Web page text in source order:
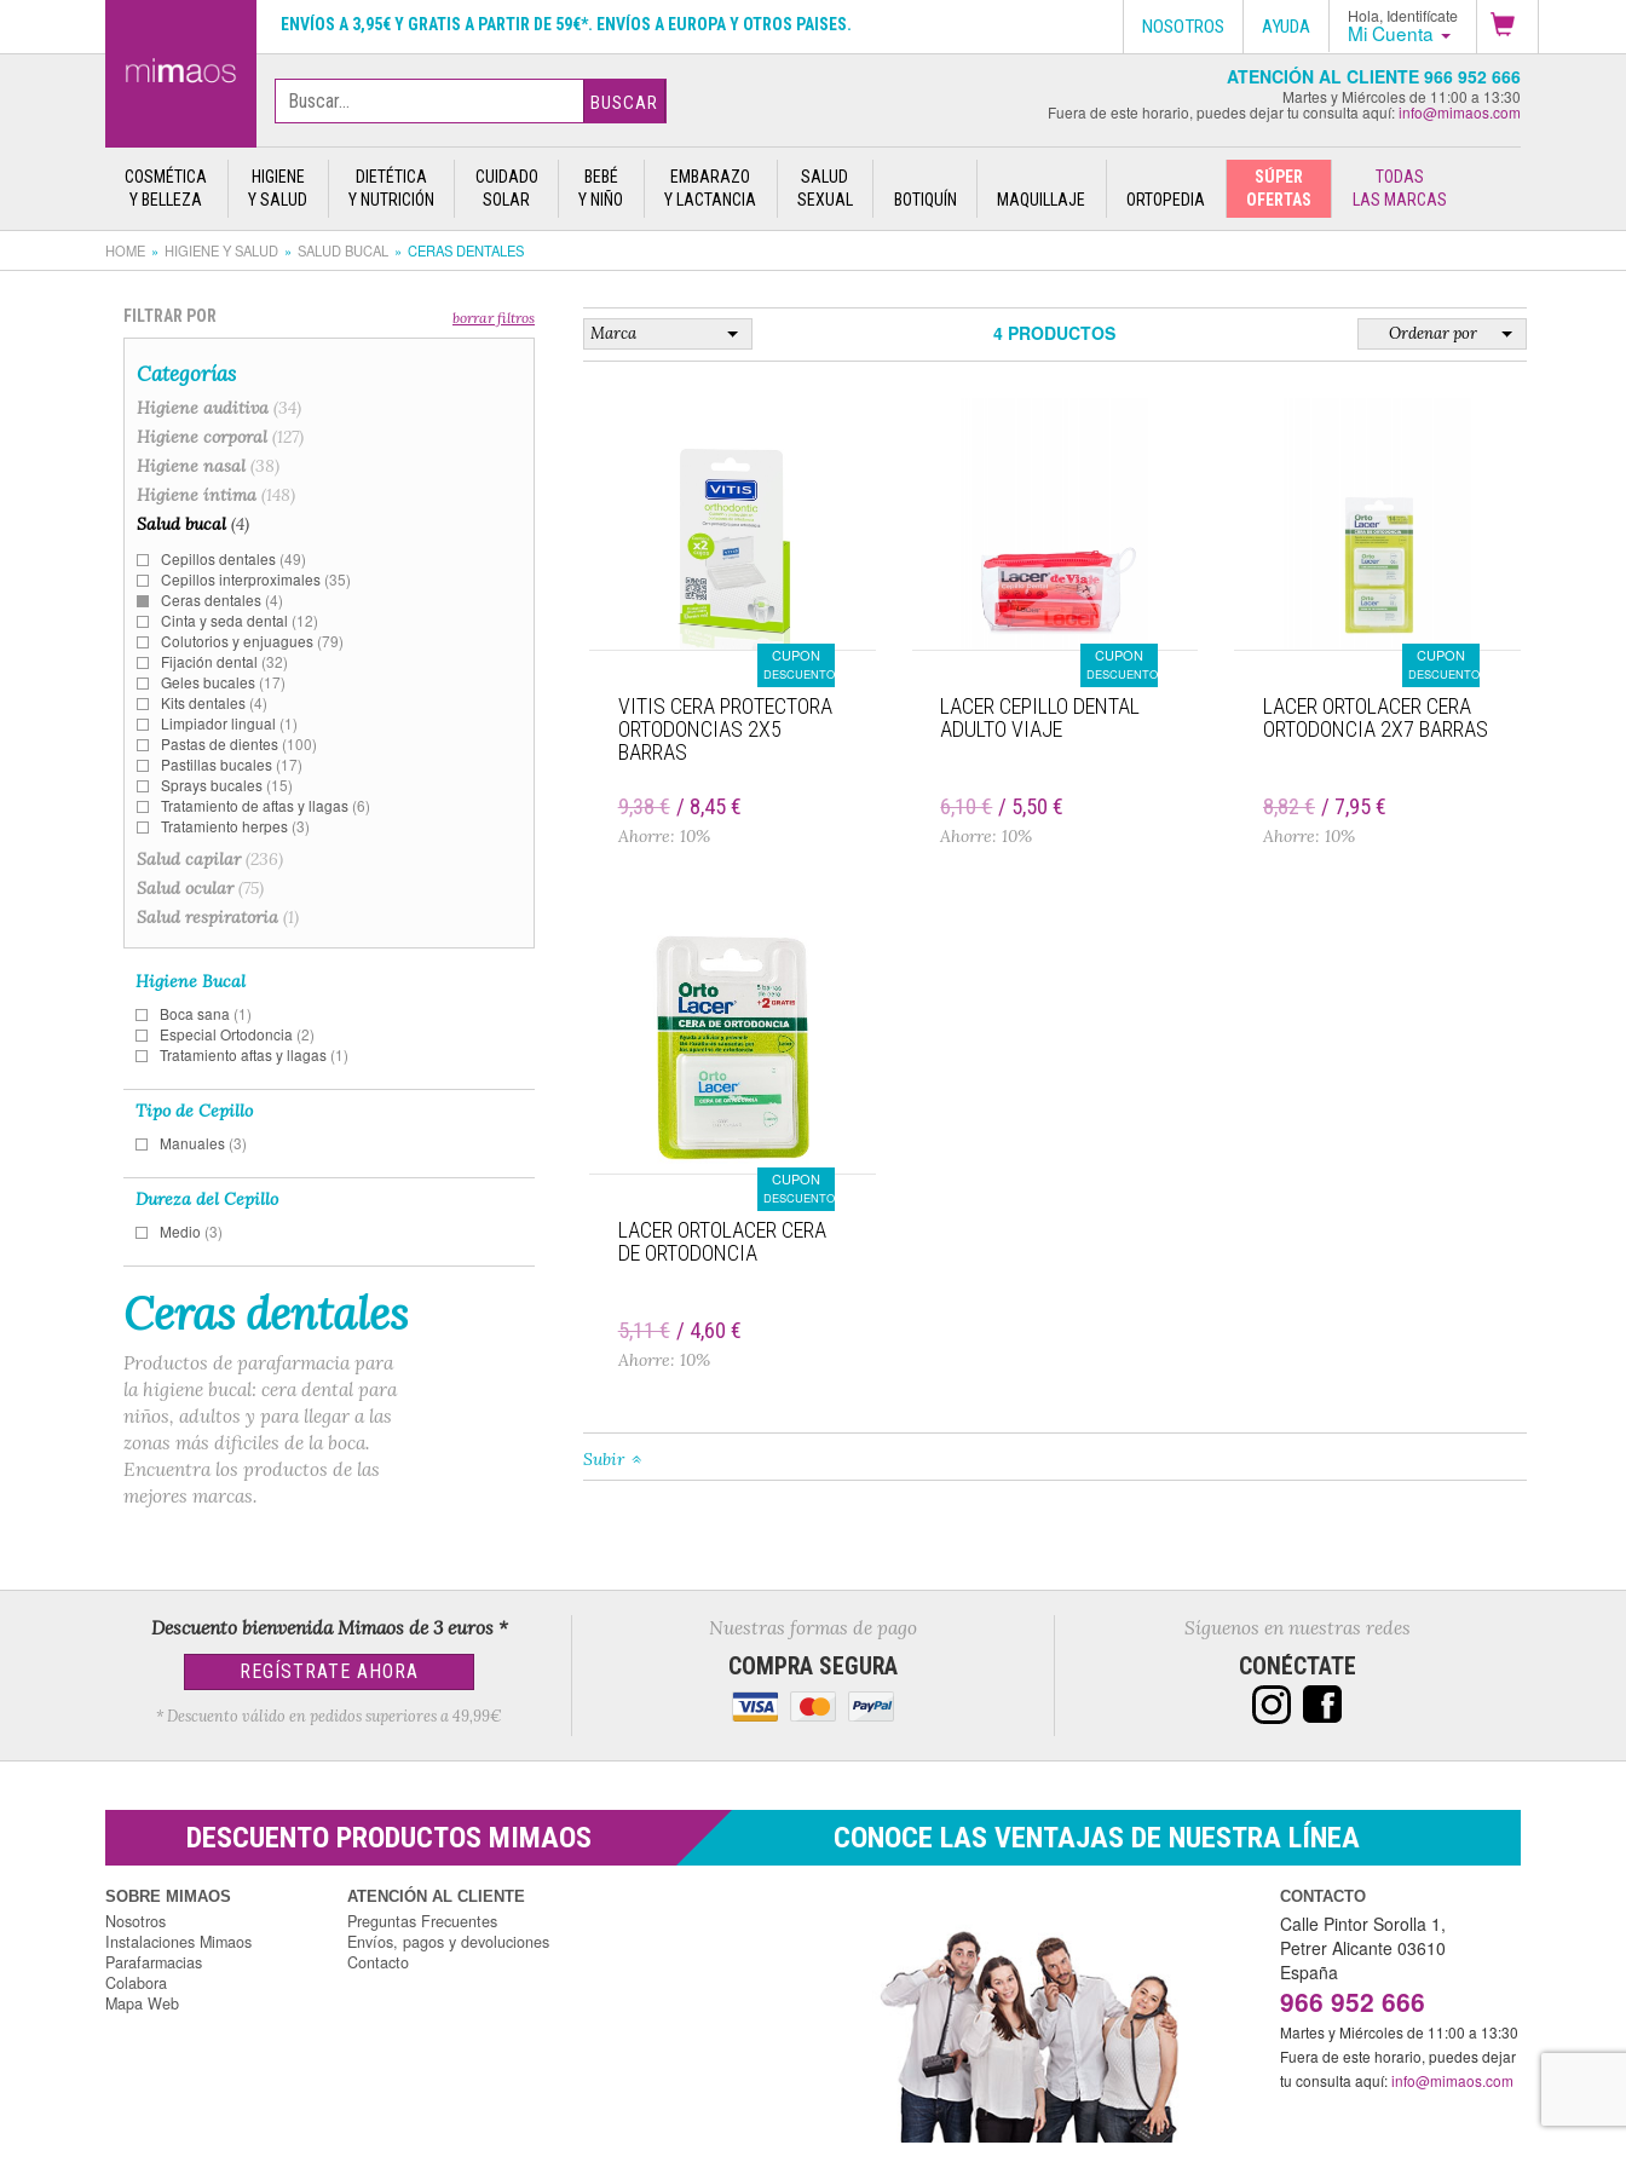
ENVÍOS A 3,95€ Y GRATIS A PARTIR DE 59€*. ENVÍOS A EUROPA Y OTROS PAISES. Hola, Identifícate
Mi Cuenta
AYUDA
NOSOTROS
BUSCAR
ATENCIÓN AL CLIENTE 966 952 666
Martes y Miércoles de 11:00 a 13:30
Fuera de este horario, puedes dejar tu consulta aquí:info@mimaos.com
COSMÉTICA
Y BELLEZA
HIGIENE
Y SALUD
DIETÉTICA
Y NUTRICIÓN
CUIDADO
SOLAR
BEBÉ
Y NIÑO
EMBARAZO
Y LACTANCIA
SALUD
SEXUAL
BOTIQUÍN MAQUILLAJE ORTOPEDIA
SÚPER
OFERTAS
TODAS
LAS MARCAS
HOME HIGIENE Y SALUD SALUD BUCAL CERAS DENTALES
FILTRAR POR borrar filtros
Categorías
Higiene auditiva (34)
Higiene corporal (127)
Higiene nasal (38)
Higiene íntima (148)
Salud bucal(4)
Cepillos dentales (49)
Cepillos interproximales (35)
Ceras dentales (4)
Cinta y seda dental (12)
Colutorios y enjuagues (79)
Fijación dental (32)
Geles bucales (17)
Kits dentales (4)
Limpiador lingual (1)
Pastas de dientes (100)
Pastillas bucales (17)
Sprays bucales (15)
Tratamiento de aftas y llagas (6)
Tratamiento herpes (3)
Salud capilar(236)
Salud ocular(75)
Salud respiratoria (1)
Higiene Bucal
Boca sana (1)
Especial Ortodoncia (2)
Tratamiento aftas y llagas (1)
Tipo de Cepillo
Manuales (3)
Dureza del Cepillo
Medio (3)
Ceras dentales
Productos de parafarmacia para
la higiene bucal: cera dental para
niños, adultos y para llegar a las
zonas más dificiles de la boca.
Encuentra los productos de las
mejores marcas.
Marca 4 PRODUCTOS Ordenar por
CUPON
DESCUENTO
VITIS CERA PROTECTORA
ORTODONCIAS 2X5
BARRAS
9,38 € 8,45 €
Ahorre: 10%
CUPON
DESCUENTO
LACER CEPILLO DENTAL
ADULTO VIAJE
6,10 € 5,50 €
Ahorre: 10%
CUPON
DESCUENTO
LACER ORTOLACER CERA
ORTODONCIA 2X7 BARRAS
8,82 € 7,95 €
Ahorre: 10%
CUPON
DESCUENTO
LACER ORTOLACER CERA
DE ORTODONCIA
5,11 € 4,60 €
Ahorre: 10%
Subir
Descuento bienvenida Mimaos de 3 euros *
REGÍSTRATE AHORA
* Descuento válido en pedidos superiores a 49,99€
Nuestras formas de pago
COMPRA SEGURA
Síguenos en nuestras redes
CONÉCTATE
DESCUENTO PRODUCTOS MIMAOS CONOCE LAS VENTAJAS DE NUESTRA LÍNEA
SOBRE MIMAOS
Nosotros
Instalaciones Mimaos
Parafarmacias
Colabora
Mapa Web
ATENCIÓN AL CLIENTE
Preguntas Frecuentes
Envíos, pagos y devoluciones
Contacto
CONTACTO
Calle Pintor Sorolla 1,
Petrer Alicante 03610
España
966 952 666
Martes y Miércoles de 11:00 a 13:30
Fuera de este horario, puedes dejar
tu consulta aquí:info@mimaos.com